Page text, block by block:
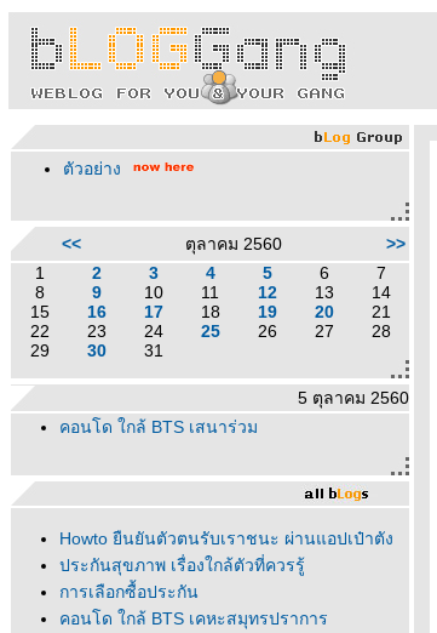
ตัวอย่าง
<< ตุลาคม 2560
>>
1
2 3 4 5 6
7
8
9 10 11 12 13
14
15
16 17 18 19 20
21
22
23 24 25 26 27
28
29
30 31
5 ตุลาคม 2560
คอนโด ใกล้ BTS เสนาร่วม
Howto ยืนยันตัวตนรับเราชนะ ผ่านแอปเป๋าตัง
ประกันสุขภาพ เรื่องใกล้ตัวที่ควรรู้
การเลือกซื้อประกัน
คอนโด ใกล้ BTS เคหะสมุทรปราการ